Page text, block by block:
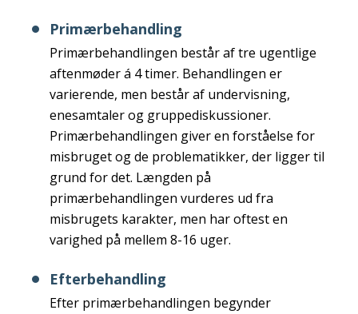
Primærbehandling
Primærbehandlingen består af tre ugentlige
aftenmøder á 4 timer. Behandlingen er
varierende, men består af undervisning,
enesamtaler og gruppediskussioner.
Primærbehandlingen giver en forståelse for
misbruget og de problematikker, der ligger til
grund for det. Længden på
primærbehandlingen vurderes ud fra
misbrugets karakter, men har oftest en
varighed på mellem 8-16 uger.
Efterbehandling
Efter primærbehandlingen begynder